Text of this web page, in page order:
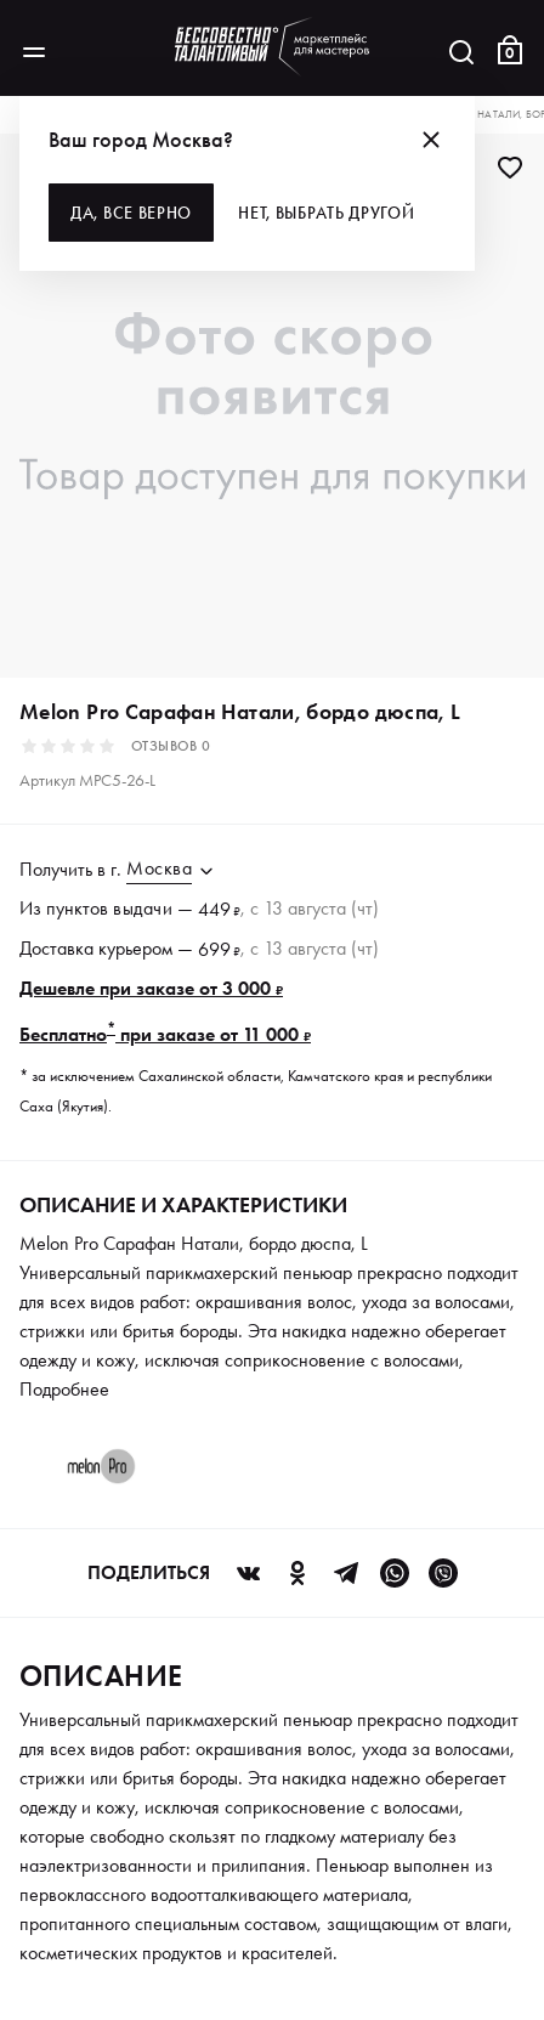
0
Ваш город Москва?
ДА, ВСЕ ВЕРНО НЕТ, ВЫБРАТЬ ДРУГОЙ
MELON PRO САРАФАН НАТАЛИ,
Melon Pro Сарафан Натали, бордо дюспа, L
ОТЗЫВОВ 0
Артикул MPC5-26-L
Получить в г. Москва
Из пунктов выдачи — 449₽, c 13 августа (чт)
Доставка курьером — 699₽, c 13 августа (чт)
Дешевле при заказе от 3 000 ₽
Бесплатно* при заказе от 11 000 ₽
* за исключением Сахалинской области, Камчатского края и республики
Саха (Якутия).
ОПИСАНИЕ И ХАРАКТЕРИСТИКИ
Melon Pro Сарафан Натали, бордо дюспа, L
Универсальный парикмахерский пеньюар прекрасно подходит
для всех видов работ: окрашивания волос, ухода за волосами,
стрижки или бритья бороды. Эта накидка надежно оберегает
одежду и кожу, исключая соприкосновение с волосами,
которые свободно скользят по гладкому материалу без
первоклассного водоотталкивающего материала,
пропитанного специальным составом, защищающим от влаги,
Подробнее
ПОДЕЛИТЬСЯ
ОПИСАНИЕ
Универсальный парикмахерский пеньюар прекрасно подходит
для всех видов работ: окрашивания волос, ухода за волосами,
стрижки или бритья бороды. Эта накидка надежно оберегает
одежду и кожу, исключая соприкосновение с волосами,
которые свободно скользят по гладкому материалу без
наэлектризованности и прилипания. Пеньюар выполнен из
первоклассного водоотталкивающего материала,
пропитанного специальным составом, защищающим от влаги,
косметических продуктов и красителей.